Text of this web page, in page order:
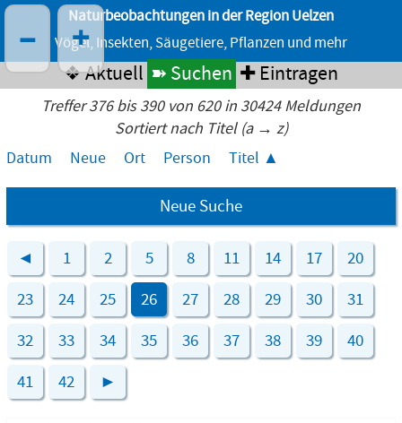
Naturbeobachtungen in der Region Uelzen
Vögel, Insekten, Säugetiere, Pflanzen und mehr
❖ Aktuell ➽ Suchen ✚ Eintragen
Treffer 376 bis 390 von 620 in 30424 Meldungen
Sortiert nach Titel (a → z)
Datum
Neue Ort Person Titel
Neue Suche
◄ 1 2 5 8 11 14 17 20
23 24 25 26 27 28 29 30 31
32 33 34 35 36 37 38 39 40
41 42 ►
– +